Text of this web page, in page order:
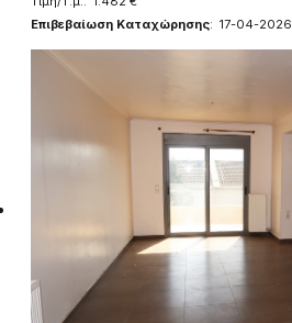
Επιβεβαίωση Καταχώρησης: 17-04-2026